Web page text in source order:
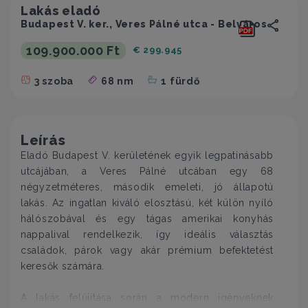
Lakás eladó
Budapest V. ker., Veres Pálné utca - Belváros
109.900.000 Ft € 299.945
3 szoba 68 nm 1 fürdő
Leírás
Eladó Budapest V. kerületének egyik legpatinásabb
utcájában, a Veres Pálné utcában egy 68
négyzetméteres, második emeleti, jó állapotú
lakás. Az ingatlan kiváló elosztású, két külön nyíló
hálószobával és egy tágas amerikai konyhás
nappalival rendelkezik, így ideális választás
családok, párok vagy akár prémium befektetést
keresők számára.
A lakás felújítása során a modern igényeknek